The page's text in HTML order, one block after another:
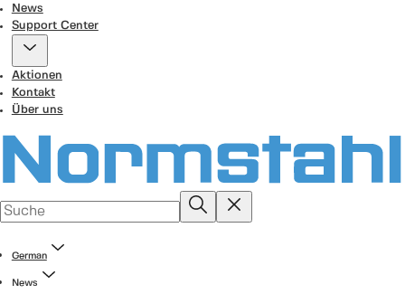
News
Support Center
Aktionen
Kontakt
Über uns
German
News